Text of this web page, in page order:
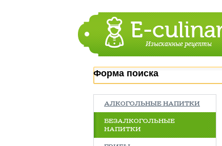
Форма поиска
АЛКОГОЛЬНЫЕ НАПИТКИ
БЕЗАЛКОГОЛЬНЫЕ
НАПИТКИ